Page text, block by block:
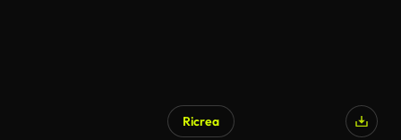
Ricrea